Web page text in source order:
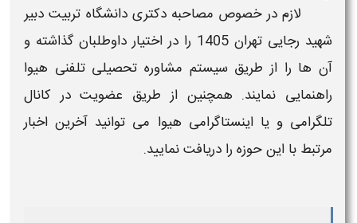
لازم در خصوص مصاحبه دکتری دانشگاه تربیت دبیر
شهید رجایی تهران 1405
را در اختیار داوطلبان گذاشته و
آن ها را از طریق سیستم مشاوره تحصیلی تلفنی هیوا
راهنمایی نمایند. همچنین از طریق عضویت در کانال
تلگرامی و یا اینستاگرامی هیوا می توانید آخرین اخبار
مرتبط با این حوزه را دریافت نمایید.